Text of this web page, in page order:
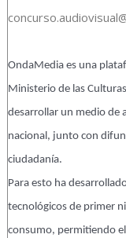
OndaMedia es una
Ministerio de las
desarrollar un medio de
nacional, junto con
ciudadanía.
Para esto ha
tecnológicos de primer
consumo, permitiendo